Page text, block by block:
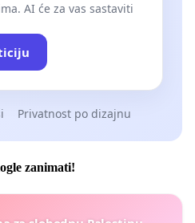
AI će za vas sastaviti
Privatnost po dizajnu
zanimati!